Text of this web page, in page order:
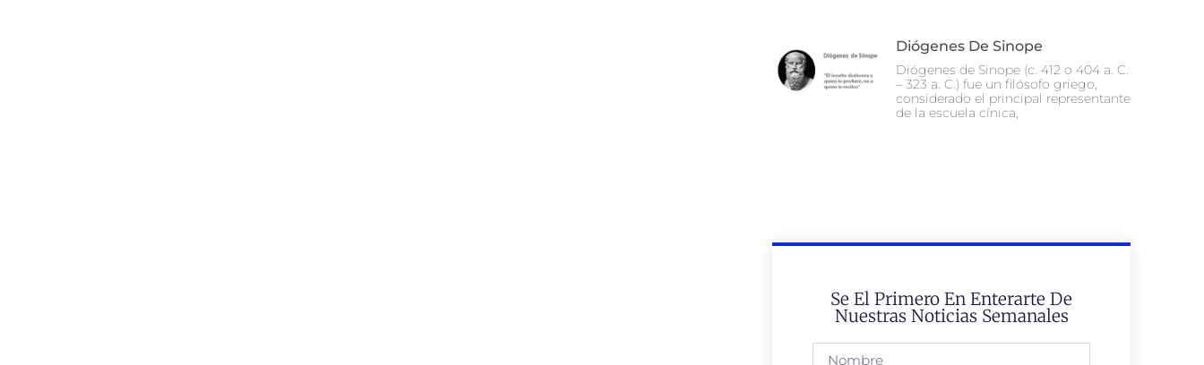
Diógenes De Sinope
Diógenes de Sinope (c. 412 o 404 a. C.
– 323 a. C.) fue un filósofo griego,
considerado el principal representante
de la escuela cínica,
Se El Primero En Enterarte De
Nuestras Noticias Semanales